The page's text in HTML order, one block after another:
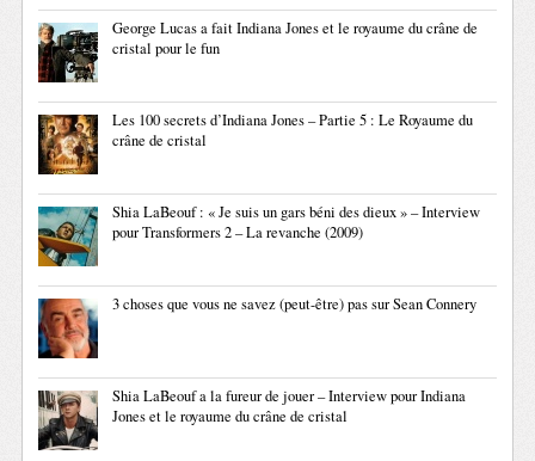
George Lucas a fait Indiana Jones et le royaume du crâne de
cristal pour le fun
Les 100 secrets d’Indiana Jones – Partie 5 : Le Royaume du
crâne de cristal
Shia LaBeouf : « Je suis un gars béni des dieux » – Interview
pour Transformers 2 – La revanche (2009)
3 choses que vous ne savez (peut-être) pas sur Sean Connery
Shia LaBeouf a la fureur de jouer – Interview pour Indiana
Jones et le royaume du crâne de cristal